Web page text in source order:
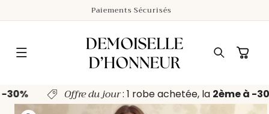
AU
Paiements Sécurisés
Panier
-30% Offre du jour: 1 robe achetée, la2ème à -
AUX